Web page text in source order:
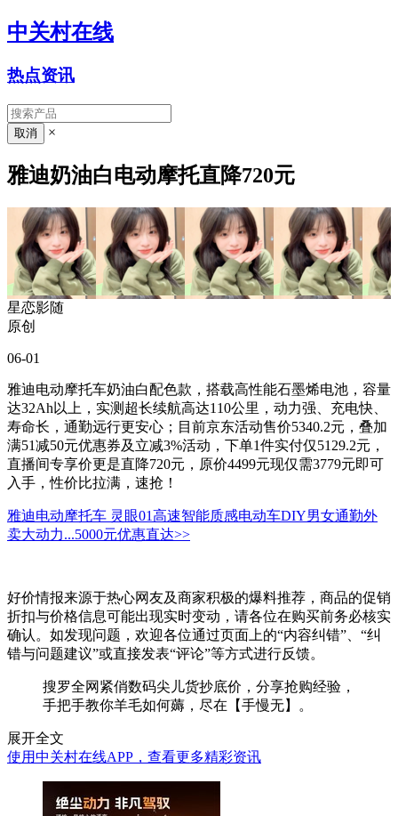
中关村在线
热点资讯
×
雅迪奶油白电动摩托直降720元
星恋影随
原创
06-01
雅迪电动摩托车奶油白配色款，搭载高性能石墨烯电池，容量
达32Ah以上，实测超长续航高达110公里，动力强、充电快、
寿命长，通勤远行更安心；目前京东活动售价5340.2元，叠加
满51减50元优惠券及立减3%活动，下单1件实付仅5129.2元，
直播间专享价更是直降720元，原价4499元现仅需3779元即可
入手，性价比拉满，速抢！
雅迪电动摩托车 灵眼01高速智能质感电动车DIY男女通勤外
卖大动力...5000元优惠直达>>
好价情报来源于热心网友及商家积极的爆料推荐，商品的促销
折扣与价格信息可能出现实时变动，请各位在购买前务必核实
确认。如发现问题，欢迎各位通过页面上的“内容纠错”、“纠
错与问题建议”或直接发表“评论”等方式进行反馈。
搜罗全网紧俏数码尖儿货抄底价，分享抢购经验，
手把手教你羊毛如何薅，尽在【手慢无】。
展开全文
使用中关村在线APP，查看更多精彩资讯